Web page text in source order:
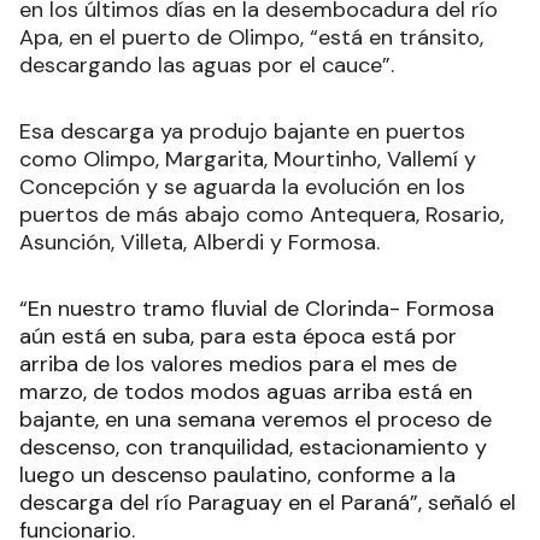
en los últimos días en la desembocadura del río
Apa, en el puerto de Olimpo, “está en tránsito,
descargando las aguas por el cauce”.
Esa descarga ya produjo bajante en puertos
como Olimpo, Margarita, Mourtinho, Vallemí y
Concepción y se aguarda la evolución en los
puertos de más abajo como Antequera, Rosario,
Asunción, Villeta, Alberdi y Formosa.
“En nuestro tramo fluvial de Clorinda- Formosa
aún está en suba, para esta época está por
arriba de los valores medios para el mes de
marzo, de todos modos aguas arriba está en
bajante, en una semana veremos el proceso de
descenso, con tranquilidad, estacionamiento y
luego un descenso paulatino, conforme a la
descarga del río Paraguay en el Paraná”, señaló el
funcionario.